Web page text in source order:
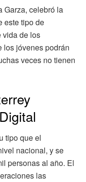
Garza, celebró la
este tipo de
vida de los
los jóvenes podrán
veces no tienen
tipo que el
nacional, y se
personas al año. El
las